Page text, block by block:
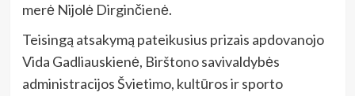
merė Nijolė Dirginčienė.
Teisingą atsakymą pateikusius prizais apdovanojo
Vida Gadliauskienė, Birštono savivaldybės
administracijos Švietimo, kultūros ir sporto